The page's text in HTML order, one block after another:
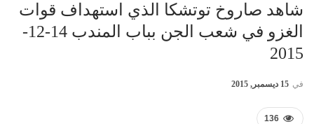
شاهد صاروخ توتشكا الذي استهداف قوات
الغزو في شعب الجن بباب المندب 14-12-
2015
في 15 ديسمبر, 2015
136